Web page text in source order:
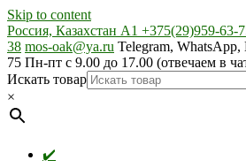
Skip to content
Россия, Казахстан А1 +375(29)959-
38 mos-oak@ya.ru Telegram,
75 Пн-пт с 9.00 до 17.00 (отвечаем в
Искать товар
×
✔️